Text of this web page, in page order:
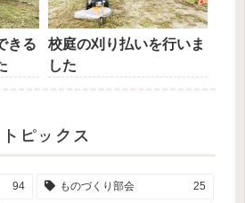
きる
校庭の刈り払いを行いま
した
トピックス
94 ものづくり部会 25